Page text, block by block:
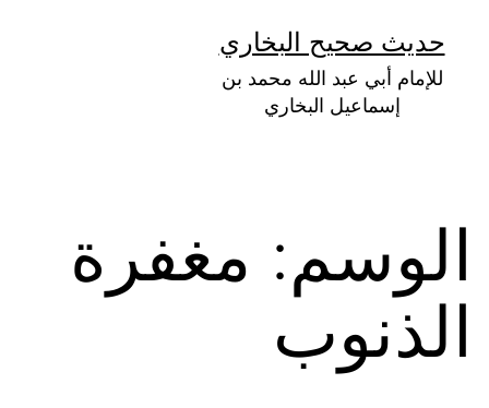
المحتوى
حديث صحيح البخاري
للإمام أبي عبد الله محمد بن
إسماعيل البخاري
الوسم: مغفرة
الذنوب